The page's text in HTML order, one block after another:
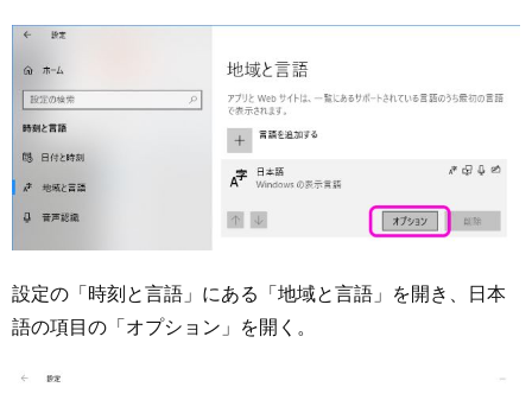
設定の「時刻と言語」にある「地域と言語」を開き、日本
語の項目の「オプション」を開く。